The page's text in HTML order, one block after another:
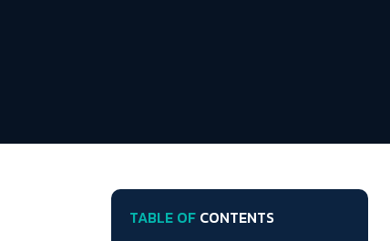
TABLE OF CONTENTS